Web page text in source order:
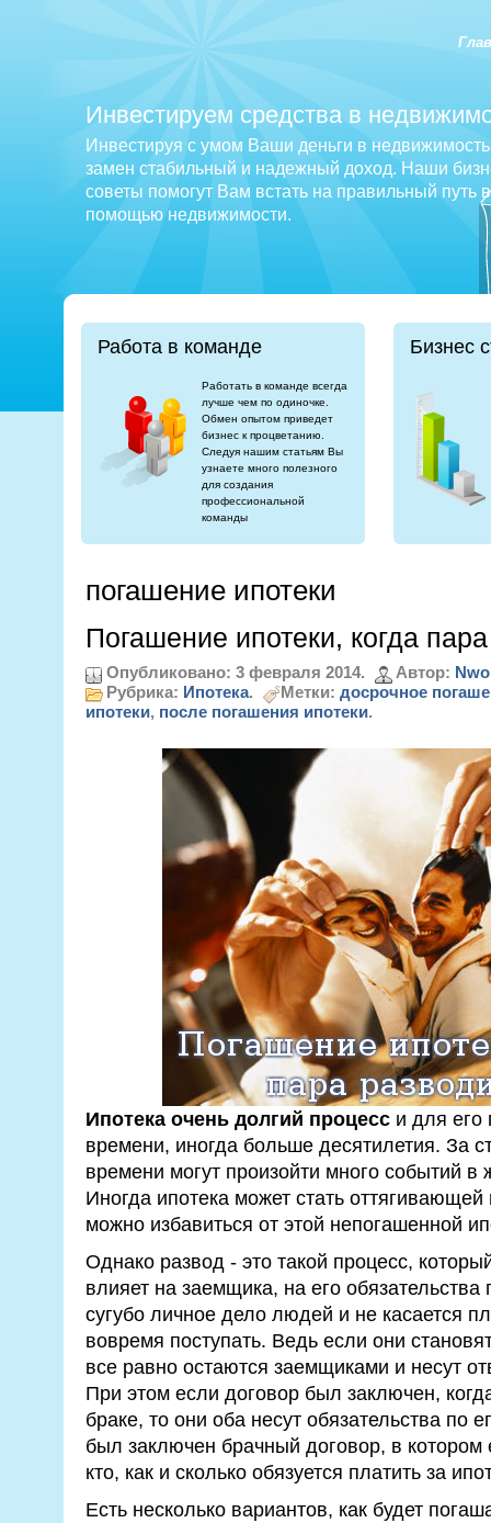
Инвестируем средства в
Инвестируя с умом Ваши деньги в
замен стабильный и надежный доход. Наши
советы помогут Вам встать на правильный путь
помощью недвижимости.
Работа в команде
Работать в команде всегда
лучше чем по одиночке.
Обмен опытом приведет
бизнес к процветанию.
Следуя нашим статьям Вы
узнаете много полезного
для создания
профессиональной
команды
Бизнес
погашение ипотеки
Погашение ипотеки, когда
Опубликовано: 3 февраля 2014. Автор:
Рубрика: Ипотека. Метки: досрочное
ипотеки, после погашения ипотеки.
Ипотека очень долгий процесси для его
времени, иногда больше десятилетия. За
времени могут произойти много событий в
Иногда ипотека может стать
можно избавиться от этой непогашенной
Однако развод - это такой процесс,
влияет на заемщика, на его
сугубо личное дело людей и не касается
вовремя поступать. Ведь если они
все равно остаются заемщиками и несут
При этом если договор был заключен,
браке, то они оба несут обязательства по
был заключен брачный договор, в котором
кто, как и сколько обязуется платить за
Есть несколько вариантов, как будет